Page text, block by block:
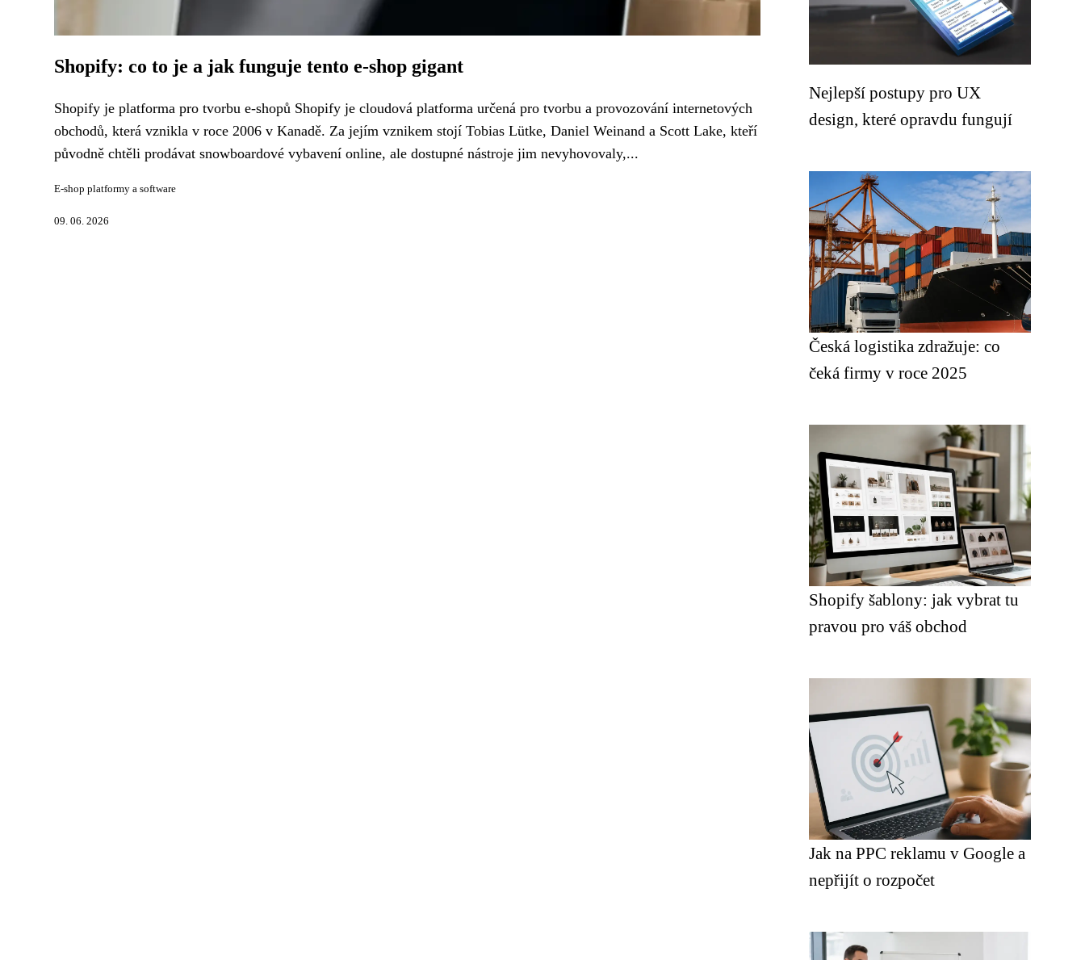
Shopify: co to je a jak funguje tento e-shop gigant
Shopify je platforma pro tvorbu e-shopů Shopify je cloudová platforma určená pro tvorbu a provozování internetových
obchodů, která vznikla v roce 2006 v Kanadě. Za jejím vznikem stojí Tobias Lütke, Daniel Weinand a Scott Lake, kteří
původně chtěli prodávat snowboardové vybavení online, ale dostupné nástroje jim nevyhovovaly,...
E-shop platformy a software
09. 06. 2026
Nejlepší postupy pro UX
design, které opravdu fungují
Česká logistika zdražuje: co
čeká firmy v roce 2025
Shopify šablony: jak vybrat tu
pravou pro váš obchod
Jak na PPC reklamu v Google a
nepřijít o rozpočet